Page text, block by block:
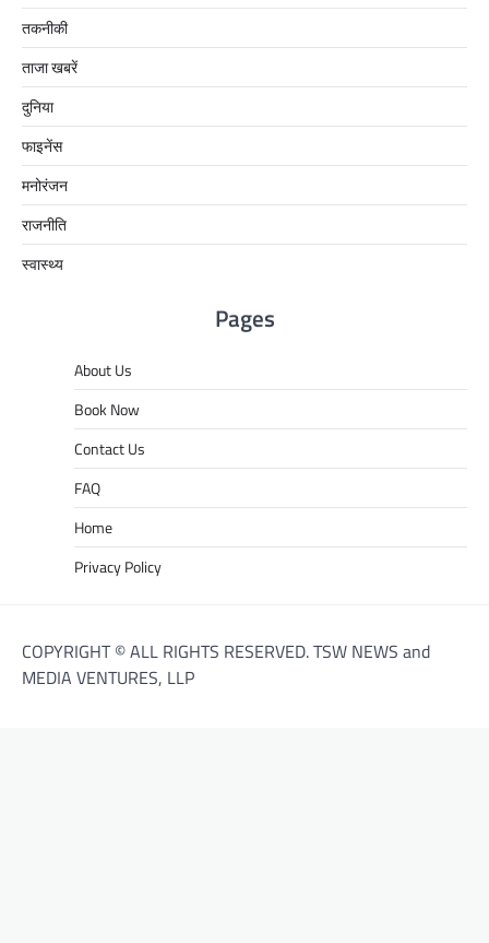
तकनीकी
ताजा खबरें
दुनिया
फाइनेंस
मनोरंजन
राजनीति
स्वास्थ्य
Pages
About Us
Book Now
Contact Us
FAQ
Home
Privacy Policy
COPYRIGHT © ALL RIGHTS RESERVED. TSW NEWS and
MEDIA VENTURES, LLP